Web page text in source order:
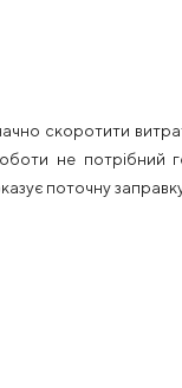
скоротити
не потрібний
поточну